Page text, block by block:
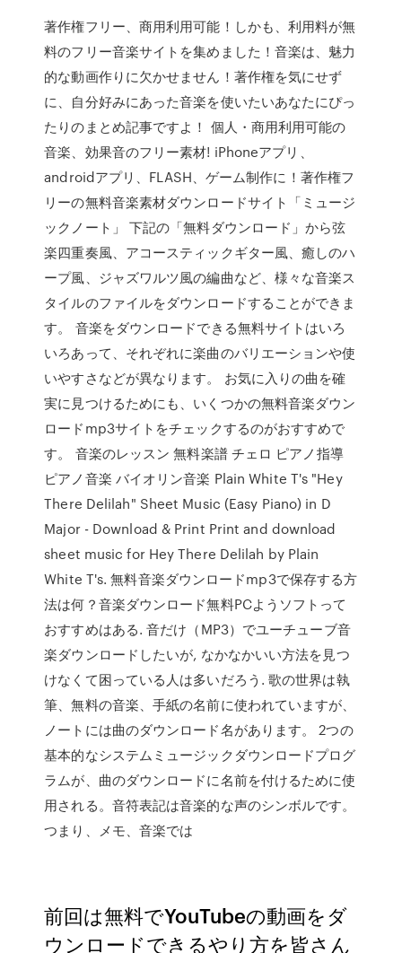
著作権フリー、商用利用可能！しかも、利用料が無
料のフリー音楽サイトを集めました！音楽は、魅力
的な動画作りに欠かせません！著作権を気にせず
に、自分好みにあった音楽を使いたいあなたにぴっ
たりのまとめ記事ですよ！ 個人・商用利用可能の
音楽、効果音のフリー素材! iPhoneアプリ、
androidアプリ、FLASH、ゲーム制作に！著作権フ
リーの無料音楽素材ダウンロードサイト「ミュージ
ックノート」 下記の「無料ダウンロード」から弦
楽四重奏風、アコースティックギター風、癒しのハ
ープ風、ジャズワルツ風の編曲など、様々な音楽ス
タイルのファイルをダウンロードすることができま
す。 音楽をダウンロードできる無料サイトはいろ
いろあって、それぞれに楽曲のバリエーションや使
いやすさなどが異なります。 お気に入りの曲を確
実に見つけるためにも、いくつかの無料音楽ダウン
ロードmp3サイトをチェックするのがおすすめで
す。 音楽のレッスン 無料楽譜 チェロ ピアノ指導
ピアノ音楽 バイオリン音楽 Plain White T's "Hey
There Delilah" Sheet Music (Easy Piano) in D
Major - Download & Print Print and download
sheet music for Hey There Delilah by Plain
White T's. 無料音楽ダウンロードmp3で保存する方
法は何？音楽ダウンロード無料PCようソフトって
おすすめはある. 音だけ（MP3）でユーチューブ音
楽ダウンロードしたいが, なかなかいい方法を見つ
けなくて困っている人は多いだろう. 歌の世界は執
筆、無料の音楽、手紙の名前に使われていますが、
ノートには曲のダウンロード名があります。 2つの
基本的なシステムミュージックダウンロードプログ
ラムが、曲のダウンロードに名前を付けるために使
用される。音符表記は音楽的な声のシンボルです。
つまり、メモ、音楽では
前回は無料でYouTubeの動画をダ
ウンロードできるやり方を皆さん